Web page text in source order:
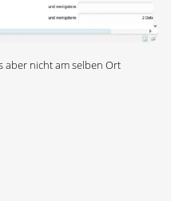
aber nicht am selben Ort